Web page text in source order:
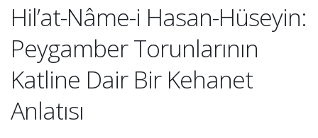
Hil’at-Nâme-i Hasan-Hüseyin:
Peygamber Torunlarının
Katline Dair Bir Kehanet
Anlatısı